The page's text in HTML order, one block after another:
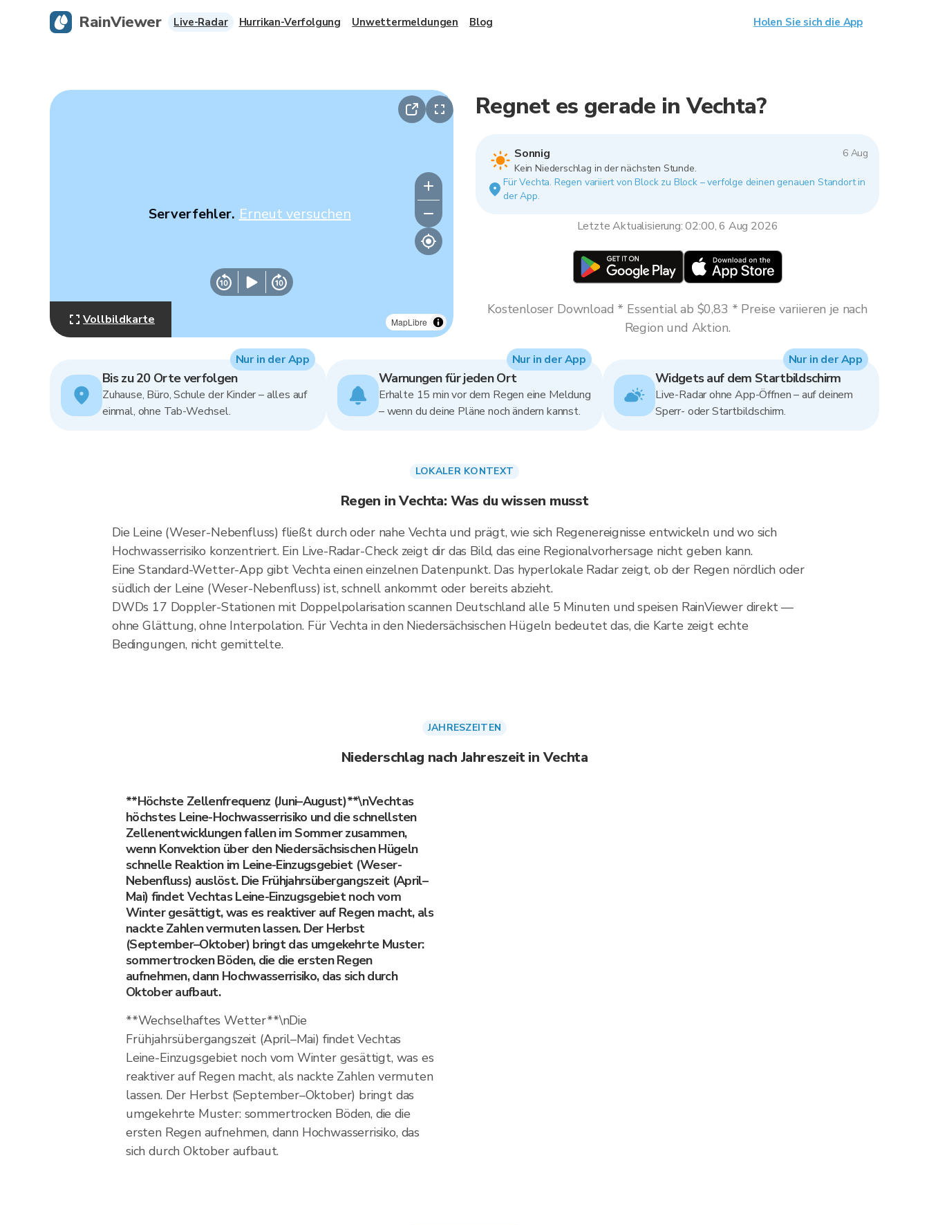
MapLibre
Serverfehler. Erneut versuchen
Vollbildkarte
Regnet es gerade in Vechta?
Sonnig
6 Aug
Kein Niederschlag in der nächsten Stunde.
Für Vechta. Regen variiert von Block zu Block – verfolge deinen genauen Standort in
der App.
Letzte Aktualisierung: 02:00, 6 Aug 2026
Kostenloser Download * Essential ab $0,83 * Preise variieren je nach
Region und Aktion.
Bis zu 20 Orte verfolgen
Zuhause, Büro, Schule der Kinder – alles auf
einmal, ohne Tab-Wechsel.
Nur in der App
Warnungen für jeden Ort
Erhalte 15 min vor dem Regen eine Meldung
– wenn du deine Pläne noch ändern kannst.
Nur in der App
Widgets auf dem Startbildschirm
Live-Radar ohne App-Öffnen – auf deinem
Sperr- oder Startbildschirm.
Nur in der App
LOKALER KONTEXT
Regen in Vechta: Was du wissen musst
Die Leine (Weser-Nebenfluss) fließt durch oder nahe Vechta und prägt, wie sich Regenereignisse entwickeln und wo sich
Hochwasserrisiko konzentriert. Ein Live-Radar-Check zeigt dir das Bild, das eine Regionalvorhersage nicht geben kann.
Eine Standard-Wetter-App gibt Vechta einen einzelnen Datenpunkt. Das hyperlokale Radar zeigt, ob der Regen nördlich oder
südlich der Leine (Weser-Nebenfluss) ist, schnell ankommt oder bereits abzieht.
DWDs 17 Doppler-Stationen mit Doppelpolarisation scannen Deutschland alle 5 Minuten und speisen RainViewer direkt —
ohne Glättung, ohne Interpolation. Für Vechta in den Niedersächsischen Hügeln bedeutet das, die Karte zeigt echte
Bedingungen, nicht gemittelte.
JAHRESZEITEN
Niederschlag nach Jahreszeit in Vechta
**Höchste Zellenfrequenz (Juni–August)**\nVechtas
höchstes Leine-Hochwasserrisiko und die schnellsten
Zellenentwicklungen fallen im Sommer zusammen,
wenn Konvektion über den Niedersächsischen Hügeln
schnelle Reaktion im Leine-Einzugsgebiet (Weser-
Nebenfluss) auslöst. Die Frühjahrsübergangszeit (April–
Mai) findet Vechtas Leine-Einzugsgebiet noch vom
Winter gesättigt, was es reaktiver auf Regen macht, als
nackte Zahlen vermuten lassen. Der Herbst
(September–Oktober) bringt das umgekehrte Muster:
sommertrocken Böden, die die ersten Regen
aufnehmen, dann Hochwasserrisiko, das sich durch
Oktober aufbaut.
**Wechselhaftes Wetter**\nDie
Frühjahrsübergangszeit (April–Mai) findet Vechtas
Leine-Einzugsgebiet noch vom Winter gesättigt, was es
reaktiver auf Regen macht, als nackte Zahlen vermuten
lassen. Der Herbst (September–Oktober) bringt das
umgekehrte Muster: sommertrocken Böden, die die
ersten Regen aufnehmen, dann Hochwasserrisiko, das
sich durch Oktober aufbaut.
RainViewer Live-Radar Hurrikan-Verfolgung Unwettermeldungen Blog Holen Sie sich die App